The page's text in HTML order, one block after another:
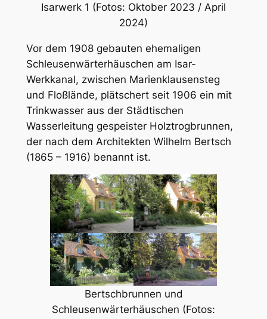
Isarwerk 1 (Fotos: Oktober 2023 / April
2024)
Vor dem 1908 gebauten ehemaligen
Schleusenwärterhäuschen am Isar-
Werkkanal, zwischen Marienklausensteg
und Floßlände, plätschert seit 1906 ein mit
Trinkwasser aus der Städtischen
Wasserleitung gespeister Holztrogbrunnen,
der nach dem Architekten Wilhelm Bertsch
(1865 – 1916) benannt ist.
Bertschbrunnen und
Schleusenwärterhäuschen (Fotos: